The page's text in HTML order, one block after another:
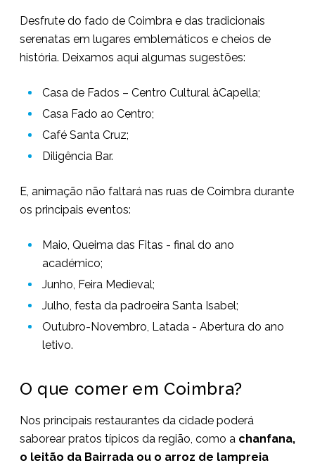
Desfrute do fado de Coimbra e das tradicionais
serenatas em lugares emblemáticos e cheios de
história. Deixamos aqui algumas sugestões:
Casa de Fados – Centro Cultural àCapella;
Casa Fado ao Centro;
Café Santa Cruz;
Diligência Bar.
E, animação não faltará nas ruas de Coimbra durante
os principais eventos:
Maio, Queima das Fitas - final do ano
académico;
Junho, Feira Medieval;
Julho, festa da padroeira Santa Isabel;
Outubro-Novembro, Latada - Abertura do ano
letivo.
O que comer em Coimbra?
Nos principais restaurantes da cidade poderá
saborear pratos típicos da região, como a chanfana,
o leitão da Bairrada ou o arroz de lampreia